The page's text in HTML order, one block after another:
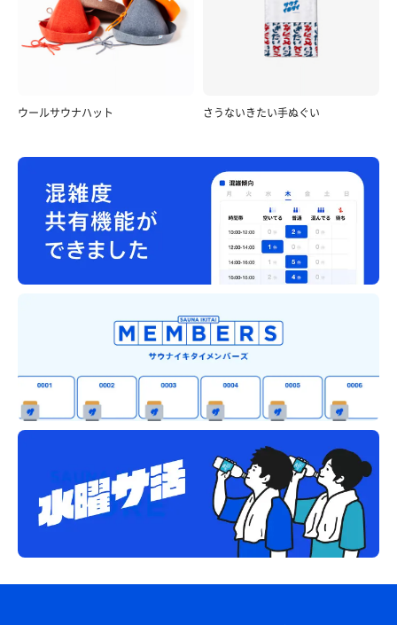
ウールサウナハット さうないきたい手ぬぐい